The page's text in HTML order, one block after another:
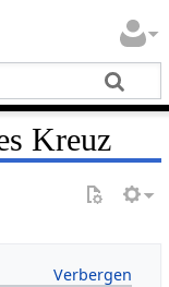
Kreuz